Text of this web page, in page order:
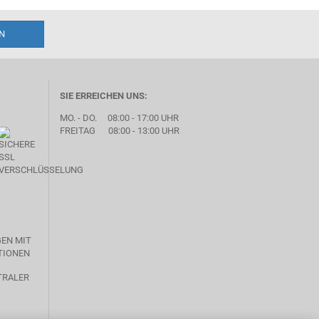
MIT
SIE ERREICHEN UNS:
MO. - DO. 08:00 - 17:00 UHR
FREITAG 08:00 - 13:00 UHR